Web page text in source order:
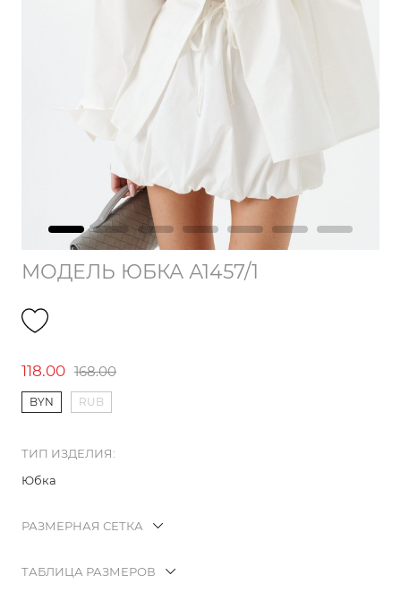
МОДЕЛЬ ЮБКА А1457/1
118.00 168.00
BYN RUB
ТИП ИЗДЕЛИЯ:
Юбка
РАЗМЕРНАЯ СЕТКА
ТАБЛИЦА РАЗМЕРОВ